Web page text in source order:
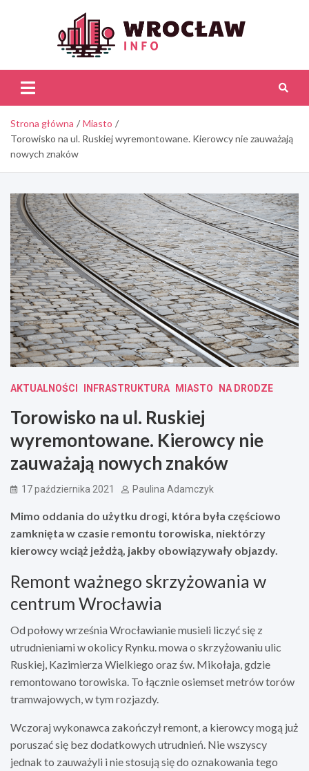
Strona główna
Miasto
Torowisko na ul. Ruskiej wyremontowane. Kierowcy nie zauważają
nowych znaków
AKTUALNOŚCI INFRASTRUKTURA MIASTO NA DRODZE
Torowisko na ul. Ruskiej
wyremontowane. Kierowcy nie
zauważają nowych znaków
17 października 2021 Paulina Adamczyk
Mimo oddania do użytku drogi, która była częściowo
zamknięta w czasie remontu torowiska, niektórzy
kierowcy wciąż jeżdżą, jakby obowiązywały objazdy.
Remont ważnego skrzyżowania w
centrum Wrocławia
Od połowy września Wrocławianie musieli liczyć się z
utrudnieniami w okolicy Rynku. mowa o skrzyżowaniu ulic
Ruskiej, Kazimierza Wielkiego oraz św. Mikołaja, gdzie
remontowano torowiska. To łącznie osiemset metrów torów
tramwajowych, w tym rozjazdy.
Wczoraj wykonawca zakończył remont, a kierowcy mogą już
poruszać się bez dodatkowych utrudnień. Nie wszyscy
jednak to zauważyli i nie stosują się do oznakowania tego